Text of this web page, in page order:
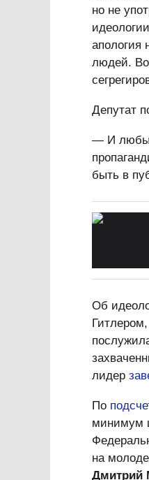
но не
апология
людей.
Депутат
— И любые
быть в
Об
лидер
По
минимум
на
Дмитрий